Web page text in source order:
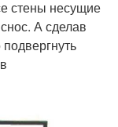
стены несущие
А сделав